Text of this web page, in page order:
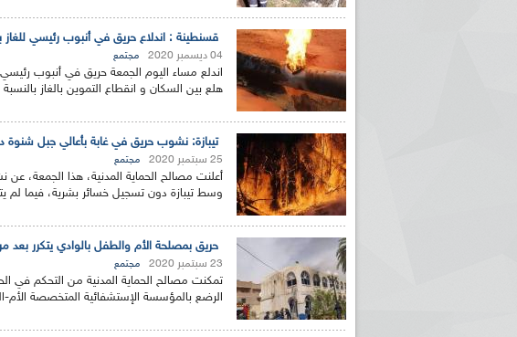
قسنطينة : اندلاع حريق في أنبوب رئيسي للغاز
04 ديسمبر 2020 مجتمع
اندلع مساء اليوم الجمعة حريق في أنبوب
هلع بين السكان و انقطاع التموين بالغاز
تيبازة: نشوب حريق في غابة بأعالي جبل شنوة
25 سبتمبر 2020 مجتمع
أعلنت مصالح الحماية المدنية، هذا الجمعة،
وسط تيبازة دون تسجيل خسائر بشرية، فيما
حريق بمصلحة الأم والطفل بالوادي يتكرر بعد مرور
23 سبتمبر 2020 مجتمع
تمكنت مصالح الحماية المدنية من التحكم في
الرضع بالمؤسسة الإستشفائية المتخصصة الأم-